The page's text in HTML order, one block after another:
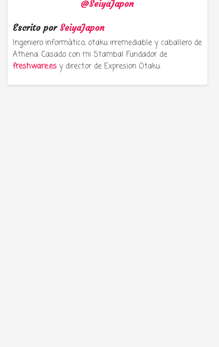
@SeiyaJapon
Escrito por SeiyaJapon
Ingeniero informático, otaku irremediable y caballero de
Athena. Casado con mi Stamba! Fundador de
freshware.es y director de Expresion Otaku.